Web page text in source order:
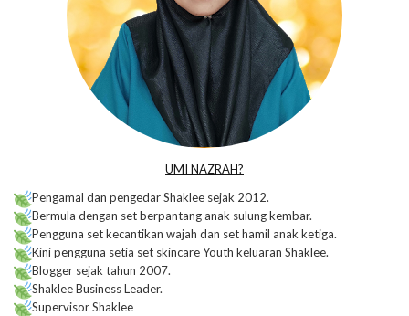
UMI NAZRAH?
Pengamal dan pengedar Shaklee sejak 2012.
Bermula dengan set berpantang anak sulung kembar.
Pengguna set kecantikan wajah dan set hamil anak ketiga.
Kini pengguna setia set skincare Youth keluaran Shaklee.
Blogger sejak tahun 2007.
Shaklee Business Leader.
Supervisor Shaklee